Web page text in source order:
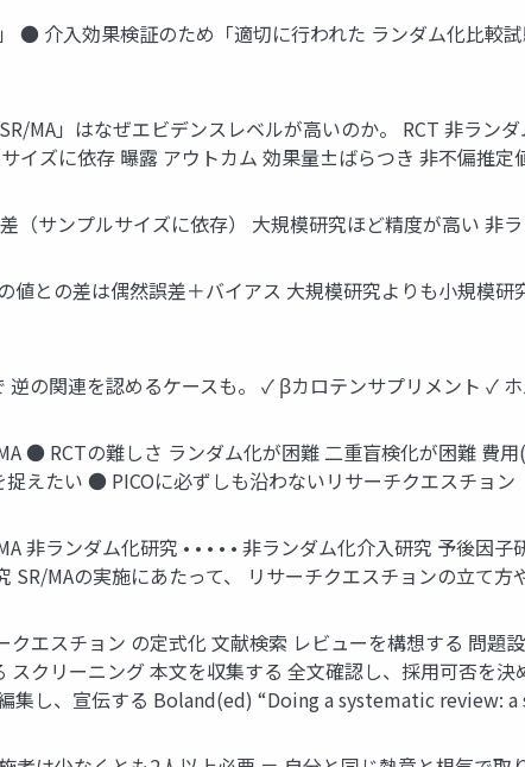
● 介入効果検証のため「適切に行われた ランダム化比較
MA」はなぜエビデンスレベルが高いのか。 RCT 非ラン
イズに依存 曝露 アウトカム 効果量±ばらつき 非不偏推定
（サンプルサイズに依存） 大規模研究ほど精度が高い 非
値との差は偶然誤差＋バイアス 大規模研究よりも小規模
逆の関連を認めるケースも。 ✓ βカロテンサプリメント ✓
● RCTの難しさ ランダム化が困難 二重盲検化が困難 費
えたい ● PICOに必ずしも沿わないリサーチクエスチョン
非ランダム化研究 • • • • • 非ランダム化介入研究 予後因
SR/MAの実施にあたって、 リサーチクエスチョンの立て方
クエスチョン の定式化 文献検索 レビューを構想する 問
スクリーニング 本文を収集する 全文確認し、採用可否を
集し、宣伝する Boland(ed) “Doing a systematic review: